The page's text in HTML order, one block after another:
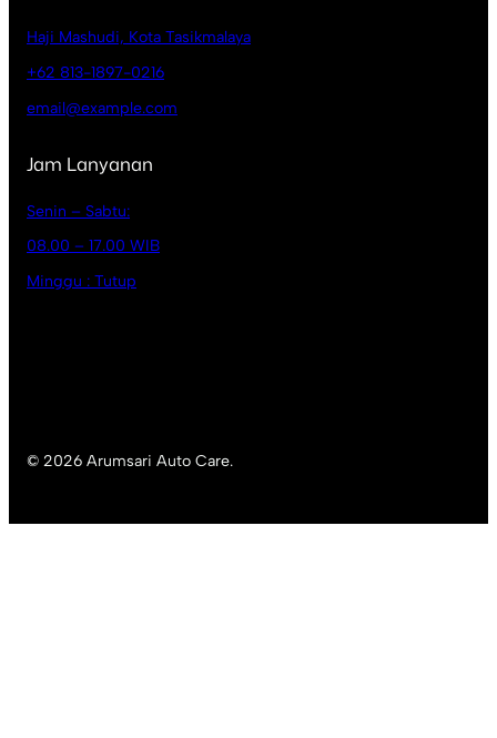
Haji Mashudi, Kota Tasikmalaya
+62 813-1897-0216
email@example.com
Jam Lanyanan
Senin – Sabtu:
08.00 – 17.00 WIB
Minggu : Tutup
© 2026 Arumsari Auto Care.